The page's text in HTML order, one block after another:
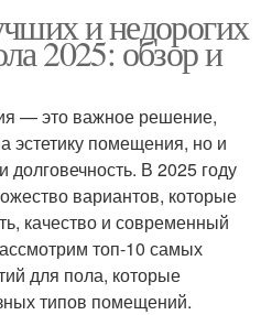
и недорогих
2025: обзор и
— это важное решение,
эстетику помещения, но и
долговечность. В 2025 году
вариантов, которые
качество и современный
топ-10 самых
для пола, которые
типов помещений.